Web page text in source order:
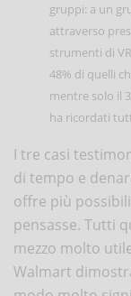
gruppi: a un
attraverso
strumenti di
48% di quelli
mentre solo il
ha ricordati
I tre casi
di tempo e
offre più
pensasse. Tutti
mezzo molto
Walmart